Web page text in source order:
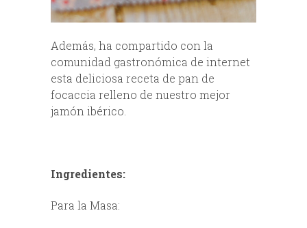
Además, ha compartido con la
comunidad gastronómica de internet
esta deliciosa receta de pan de
focaccia relleno de nuestro mejor
jamón ibérico.
Ingredientes:
Para la Masa: